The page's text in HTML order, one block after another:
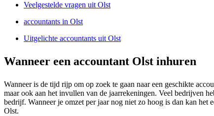
Veelgestelde vragen uit Olst
accountants in Olst
Uitgelichte accountants uit Olst
Wanneer een accountant Olst inhuren
Wanneer is de tijd rijp om op zoek te gaan naar een geschikte
maar ook aan het invullen van de jaarrekeningen. Veel bedrijven
bedrijf. Wanneer je omzet per jaar nog niet zo hoog is dan kan het
Olst.